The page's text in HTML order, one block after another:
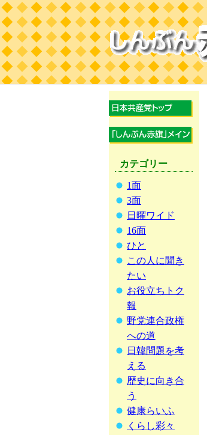
カテゴリー
1面
3面
日曜ワイド
16面
ひと
この人に聞き
たい
お役立ちトク
報
野党連合政権
への道
日韓問題を考
える
歴史に向き合
う
健康らいふ
くらし彩々